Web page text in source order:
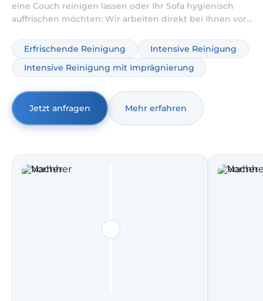
eine Couch reinigen lassen oder Ihr Sofa hygienisch
auffrischen möchten: Wir arbeiten direkt bei Ihnen vor
Bedarf mit intensiver Behandlung gegen Verschmutzung
und Gerüche.
Erfrischende Reinigung
Intensive Reinigung
Intensive Reinigung mit Imprägnierung
Jetzt anfragen Mehr erfahren